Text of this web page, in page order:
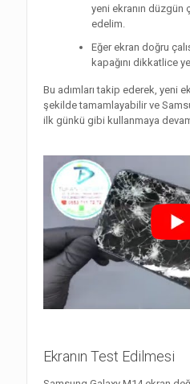
yeni ekranın düzgün
edelim.
Eğer ekran doğru
kapağını dikkatlice
Bu adımları takip ederek, yeni
şekilde tamamlayabilir ve
ilk günkü gibi kullanmaya
Ekranın Test Edilmesi